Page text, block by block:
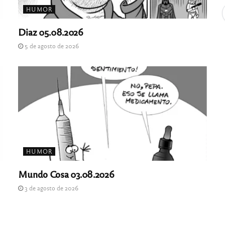
HUMOR
Diaz 05.08.2026
5 de agosto de 2026
HUMOR
Mundo Cosa 03.08.2026
3 de agosto de 2026